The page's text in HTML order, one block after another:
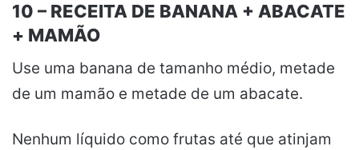
10 – RECEITA DE BANANA + ABACATE
+ MAMÃO
Use uma banana de tamanho médio, metade
de um mamão e metade de um abacate.
Nenhum líquido como frutas até que atinjam